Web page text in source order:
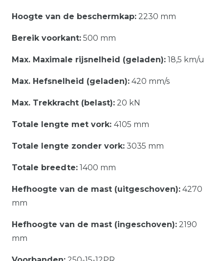
Hoogte van de beschermkap: 2230 mm
Bereik voorkant: 500 mm
Max. Maximale rijsnelheid (geladen): 18,5 km/u
Max. Hefsnelheid (geladen): 420 mm/s
Max. Trekkracht (belast): 20 kN
Totale lengte met vork: 4105 mm
Totale lengte zonder vork: 3035 mm
Totale breedte: 1400 mm
Hefhoogte van de mast (uitgeschoven): 4270
mm
Hefhoogte van de mast (ingeschoven): 2190
mm